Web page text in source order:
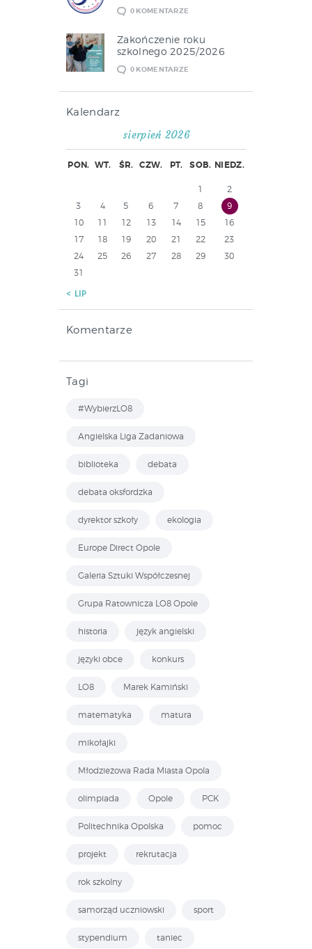
0 KOMENTARZE
Zakończenie roku
szkolnego 2025/2026
0 KOMENTARZE
Kalendarz
sierpień 2026
PON. WT. ŚR. CZW. PT. SOB. NIEDZ.
1
2
3
4 5 6 7 8
9
10
11 12 13 14 15
16
17
18 19 20 21 22
23
24
25 26 27 28 29
30
31
« LIP
Komentarze
Tagi
#WybierzLO8
Angielska Liga Zadaniowa
biblioteka debata
debata oksfordzka
dyrektor szkoły ekologia
Europe Direct Opole
Galeria Sztuki Współczesnej
Grupa Ratownicza LO8 Opole
historia język angielski
języki obce konkurs
LO8 Marek Kamiński
matematyka matura
mikołajki
Młodzieżowa Rada Miasta Opola
olimpiada Opole PCK
Politechnika Opolska pomoc
projekt rekrutacja
rok szkolny
samorząd uczniowski sport
stypendium taniec